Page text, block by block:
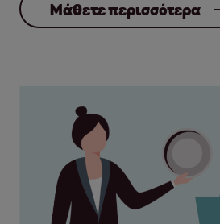
Μάθετε περισσότερα